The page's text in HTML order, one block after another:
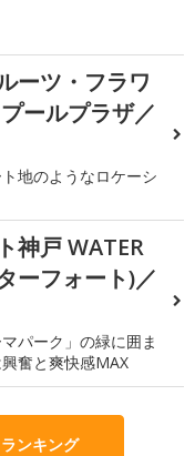
ーツ・フラワ
ールプラザ／
地のようなロケーシ
神戸 WATER
ーフォート)／
パーク」の緑に囲ま
奮と爽快感MAX
ンキング